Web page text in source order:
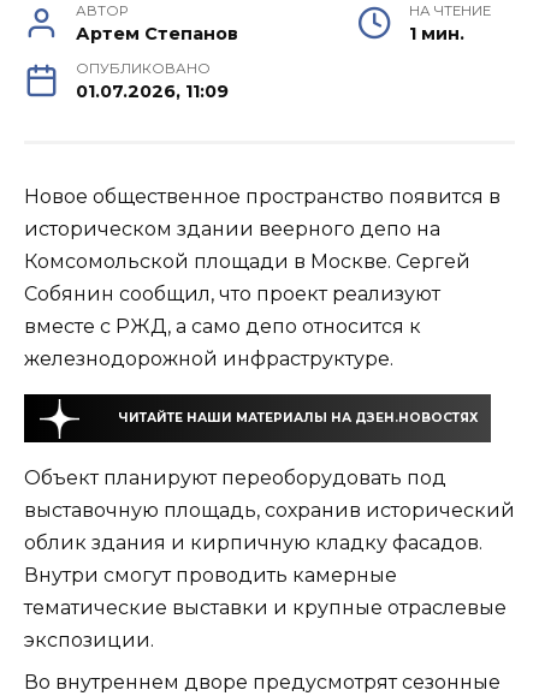
АВТОР
Артем Степанов
НА ЧТЕНИЕ
1 мин.
ОПУБЛИКОВАНО
01.07.2026, 11:09
Новое общественное пространство появится в
историческом здании веерного депо на
Комсомольской площади в Москве. Сергей
Собянин сообщил, что проект реализуют
вместе с РЖД, а само депо относится к
железнодорожной инфраструктуре.
ЧИТАЙТЕ НАШИ МАТЕРИАЛЫ НА ДЗЕН.НОВОСТЯХ
Объект планируют переоборудовать под
выставочную площадь, сохранив исторический
облик здания и кирпичную кладку фасадов.
Внутри смогут проводить камерные
тематические выставки и крупные отраслевые
экспозиции.
Во внутреннем дворе предусмотрят сезонные